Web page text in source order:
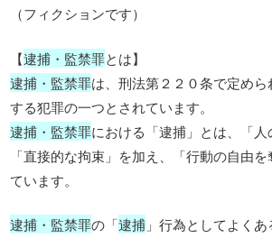
（フィクションです）
【逮捕・監禁罪とは】
逮捕・監禁罪は、刑法第２２０条で定め
する犯罪の一つとされています。
逮捕・監禁罪における「逮捕」とは、「人
「直接的な拘束」を加え、「行動の自由
ています。
逮捕・監禁罪の「逮捕 」行為としてよく